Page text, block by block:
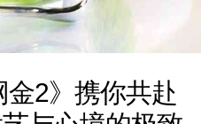
2》携你共赴